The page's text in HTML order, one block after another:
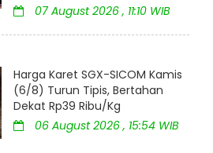
07 August 2026 , 11:10 WIB
Harga Karet SGX-SICOM Kamis
(6/8) Turun Tipis, Bertahan
Dekat Rp39 Ribu/Kg
06 August 2026 , 15:54 WIB